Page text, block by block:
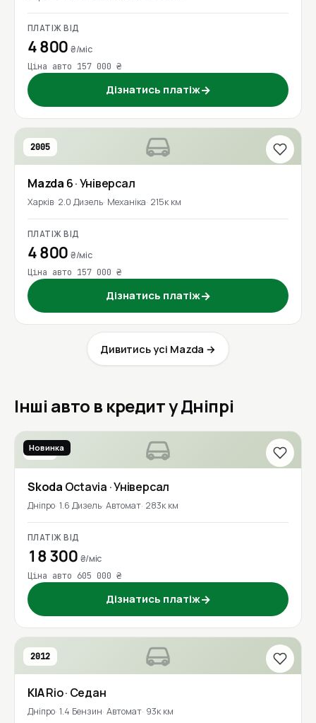
ПЛАТІЖ ВІД
4 800₴/міс
Ціна авто 157 000 ₴
Дізнатись платіж→
2005
Mazda 6· Універсал
Харків 2.0 Дизель Механіка 215к км
ПЛАТІЖ ВІД
4 800₴/міс
Ціна авто 157 000 ₴
Дізнатись платіж→
Дивитись усі Mazda →
Інші авто в кредит у Дніпрі
2018
Новинка
Skoda Octavia · Універсал
Дніпро 1.6 Дизель Автомат 283к км
ПЛАТІЖ ВІД
18 300 ₴/міс
Ціна авто 605 000 ₴
Дізнатись платіж→
2012
KIARio· Седан
Дніпро 1.4 Бензин Автомат 93к км